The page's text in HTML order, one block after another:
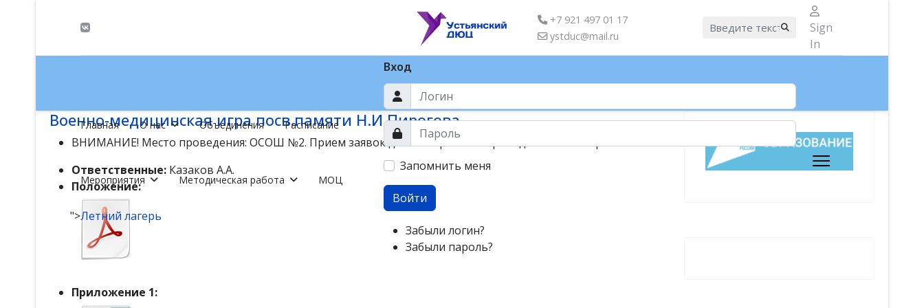
+7 921 497 01 17
ystduc@mail.ru
Искать...
Sign
In
Главная О нас Объединения Расписание
Мероприятия Методическая работа МОЦ
">Летний лагерь
Вход
Запомнить меня
Войти
Забыли логин?
Забыли пароль?
Военно-медицинская игра посв.памяти Н.И.Пирогова
ВНИМАНИЕ! Место проведения: ОСОШ №2. Прием заявок до 6 ноября 2024. Проведение 16 ноября в 10.00
Ответственные: Казаков А.А.
Положение:
Приложение 1: